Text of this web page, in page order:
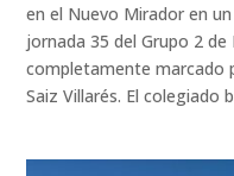
en el Nuevo Mirador en
jornada 35 del Grupo 2
completamente marcado
Saiz Villarés. El colegiado